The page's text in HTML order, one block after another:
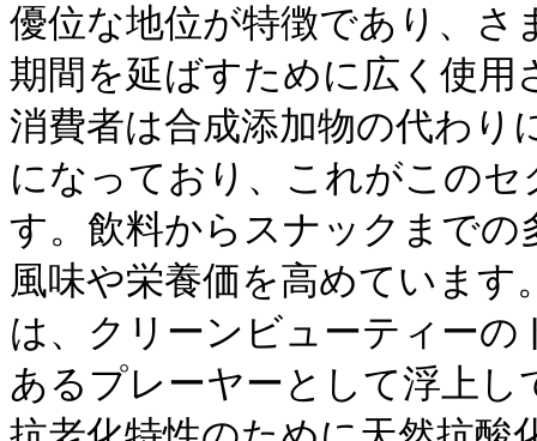
優位な地位が特徴であり、さ
期間を延ばすために広く使
消費者は合成添加物の代わり
になっており、これがこの
す。飲料からスナックまでの
風味や栄養価を高めていま
は、クリーンビューティー
あるプレーヤーとして浮上